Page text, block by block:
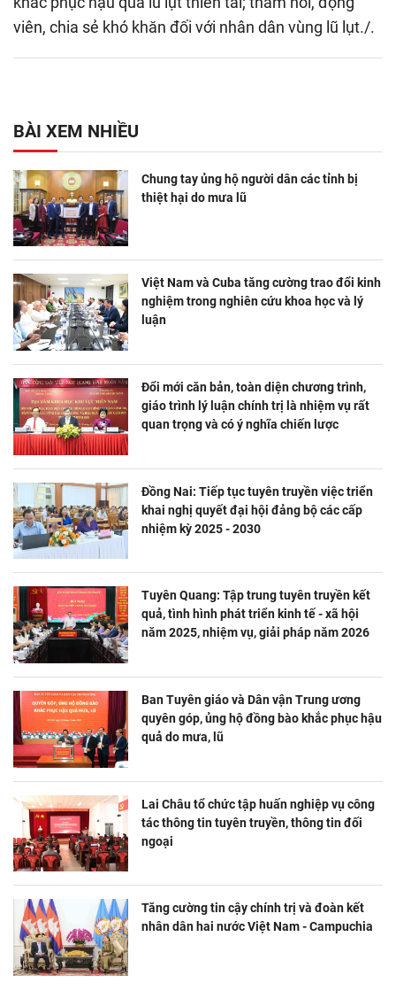
viên, chia sẻ khó khăn đối với nhân dân vùng lũ lụt./.
BÀI XEM NHIỀU
Chung tay ủng hộ người dân các tỉnh bị
thiệt hại do mưa lũ
Việt Nam và Cuba tăng cường trao đổi kinh
nghiệm trong nghiên cứu khoa học và lý
luận
Đổi mới căn bản, toàn diện chương trình,
giáo trình lý luận chính trị là nhiệm vụ rất
quan trọng và có ý nghĩa chiến lược
Đồng Nai: Tiếp tục tuyên truyền việc triển
khai nghị quyết đại hội đảng bộ các cấp
nhiệm kỳ 2025 - 2030
Tuyên Quang: Tập trung tuyên truyền kết
quả, tình hình phát triển kinh tế - xã hội
năm 2025, nhiệm vụ, giải pháp năm 2026
Ban Tuyên giáo và Dân vận Trung ương
quyên góp, ủng hộ đồng bào khắc phục hậu
quả do mưa, lũ
Lai Châu tổ chức tập huấn nghiệp vụ công
tác thông tin tuyên truyền, thông tin đối
ngoại
Tăng cường tin cậy chính trị và đoàn kết
nhân dân hai nước Việt Nam - Campuchia